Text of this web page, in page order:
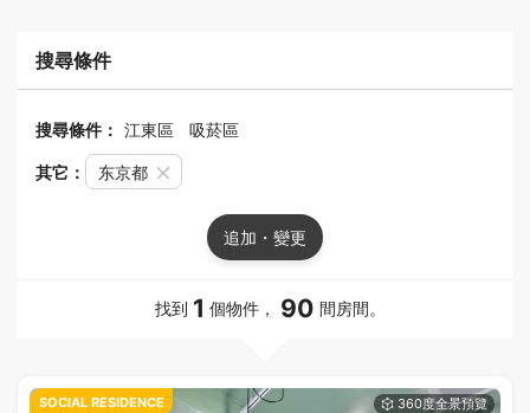
搜尋條件
搜尋條件： 江東區 吸菸區
其它： 东京都
追加・變更
找到 1 個物件， 90 間房間。
SOCIAL RESIDENCE